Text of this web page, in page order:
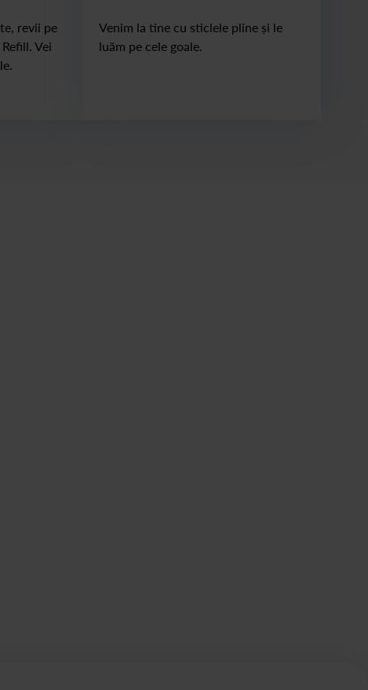
revii pe
Vei
Venim la tine cu sticlele pline și le
luăm pe cele goale.